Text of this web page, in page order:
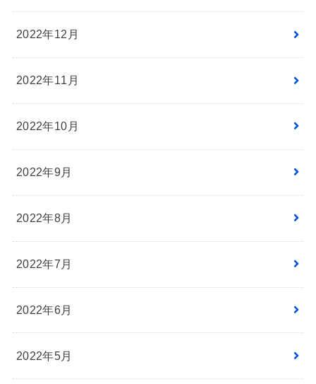
2022年12月
2022年11月
2022年10月
2022年9月
2022年8月
2022年7月
2022年6月
2022年5月